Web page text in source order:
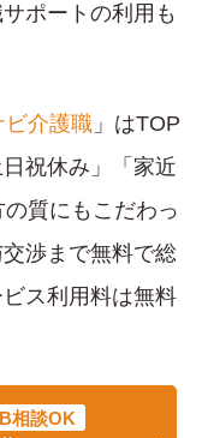
ポートの利用も
ビ介護職 」はTOP
祝休み」「家近
質にもこだわっ
渉まで無料で総
ス利用料は無料
相談OK